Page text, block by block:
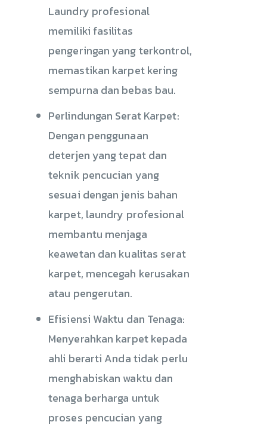
Laundry profesional
memiliki fasilitas
pengeringan yang terkontrol,
memastikan karpet kering
sempurna dan bebas bau.
Perlindungan Serat Karpet:
Dengan penggunaan
deterjen yang tepat dan
teknik pencucian yang
sesuai dengan jenis bahan
karpet, laundry profesional
membantu menjaga
keawetan dan kualitas serat
karpet, mencegah kerusakan
atau pengerutan.
Efisiensi Waktu dan Tenaga:
Menyerahkan karpet kepada
ahli berarti Anda tidak perlu
menghabiskan waktu dan
tenaga berharga untuk
proses pencucian yang